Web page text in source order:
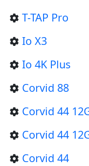
T-TAP Pro
Io X3
Io 4K Plus
Corvid 88
Corvid 44
Corvid 44
Corvid 44